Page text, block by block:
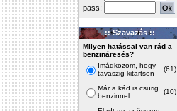
pass:
:: Szavazás ::
Milyen hatással van rád a
benzináresés?
Imádkozom, hogy
tavaszig kitartson
(61)
Már a kád is csurig
benzinnel
(10)